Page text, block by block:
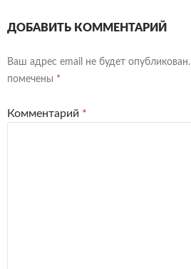
ДОБАВИТЬ КОММЕНТАРИЙ
Ваш адрес email не будет опубликован.
помечены *
Комментарий *